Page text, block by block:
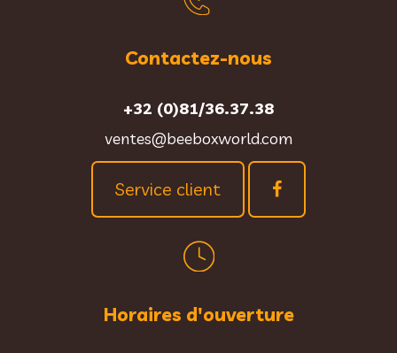
Contactez-nous
+32 (0)81/36.37.38
ventes@beeboxworld.com
Service client
Horaires d'ouverture